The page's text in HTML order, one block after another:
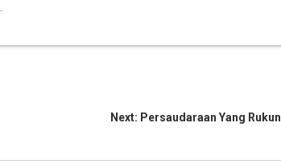
Next: Persaudaraan Yang Rukun